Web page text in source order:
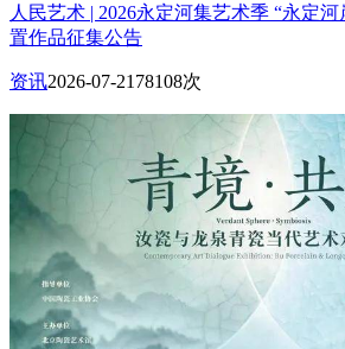
人民艺术 | 2026永定河集艺术季 “永定
置作品征集公告
资讯2026-07-21 78108次